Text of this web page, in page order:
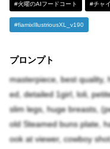
#火曜のAIフードコート #チャ
#fiamixIllustriousXL_v190
プロンプト
masterpiece, best quality,
ed, detailed 1girl, loli,
slim legs, huge breasts,
old Steamed buns plate,
ook at viewer, cowboy